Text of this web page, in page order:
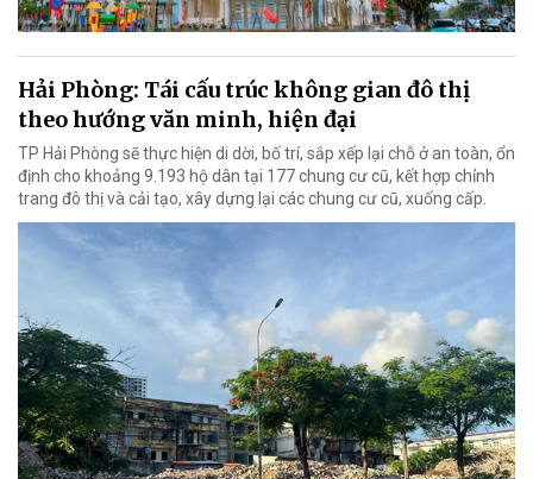
Hải Phòng: Tái cấu trúc không gian đô thị
theo hướng văn minh, hiện đại
TP Hải Phòng sẽ thực hiện di dời, bố trí, sắp xếp lại chỗ ở an toàn, ổn
định cho khoảng 9.193 hộ dân tại 177 chung cư cũ, kết hợp chỉnh
trang đô thị và cải tạo, xây dựng lại các chung cư cũ, xuống cấp.